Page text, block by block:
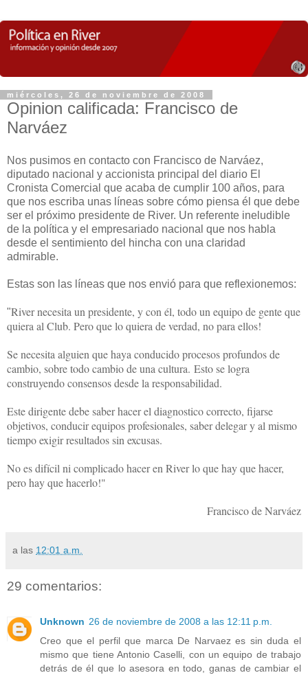
miércoles, 26 de noviembre de 2008
Opinion calificada: Francisco de
Narváez
Nos pusimos en contacto con Francisco de Narváez,
diputado nacional y accionista principal del diario El
Cronista Comercial que acaba de cumplir 100 años, para
que nos escriba unas líneas sobre cómo piensa él que debe
ser el próximo presidente de River. Un referente ineludible
de la política y el empresariado nacional que nos habla
desde el sentimiento del hincha con una claridad
admirable.
Estas son las líneas que nos envió para que reflexionemos:
"River necesita un presidente, y con él, todo un equipo de gente que
quiera al Club. Pero que lo quiera de verdad, no para ellos!
Se necesita alguien que haya conducido procesos profundos de
cambio, sobre todo cambio de una cultura. Esto se logra
construyendo consensos desde la responsabilidad.
Este dirigente debe saber hacer el diagnostico correcto, fijarse
objetivos, conducir equipos profesionales, saber delegar y al mismo
tiempo exigir resultados sin excusas.
No es difícil ni complicado hacer en River lo que hay que hacer,
pero hay que hacerlo!"
Francisco de Narváez
a las 12:01 a.m.
29 comentarios:
Unknown 26 de noviembre de 2008 a las 12:11 p.m.
Creo que el perfil que marca De Narvaez es sin duda el
mismo que tiene Antonio Caselli, con un equipo de trabajo
detrás de él que lo asesora en todo, ganas de cambiar el